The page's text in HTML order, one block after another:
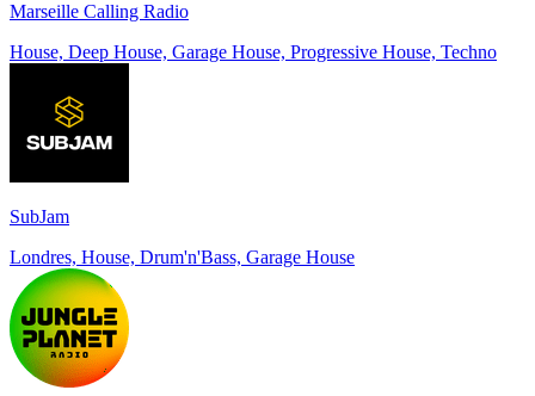
Marseille Calling Radio
House, Deep House, Garage House, Progressive House, Techno
SubJam
Londres, House, Drum'n'Bass, Garage House